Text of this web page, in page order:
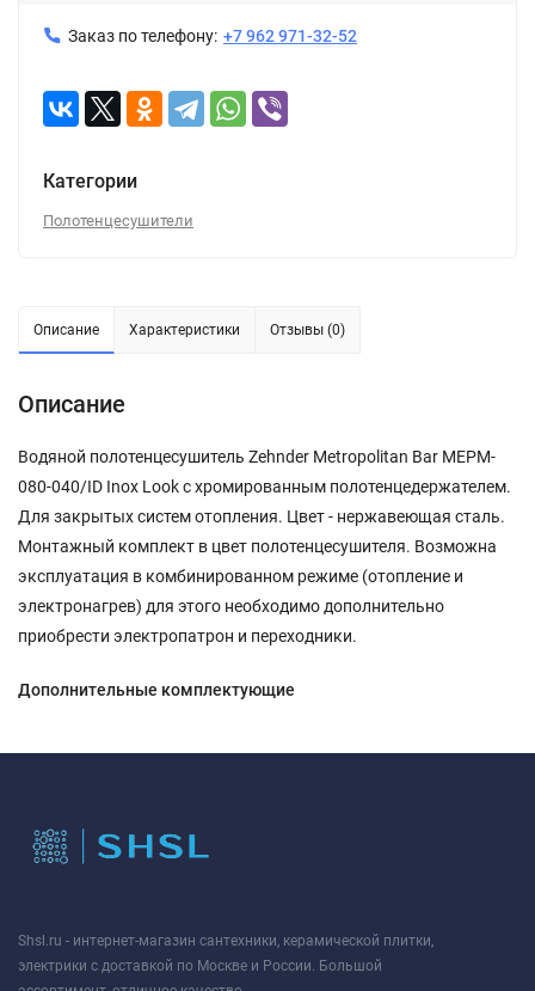
Заказ по телефону: +7 962 971-32-52
Категории
Полотенцесушители
Описание Характеристики Отзывы (0)
Описание
Водяной полотенцесушитель Zehnder Metropolitan Bar MEPM-
080-040/ID Inox Look с хромированным полотенцедержателем.
Для закрытых систем отопления. Цвет - нержавеющая сталь.
Монтажный комплект в цвет полотенцесушителя. Возможна
эксплуатация в комбинированном режиме (отопление и
электронагрев) для этого необходимо дополнительно
приобрести электропатрон и переходники.
Дополнительные комплектующие
Shsl.ru - интернет-магазин сантехники, керамической плитки,
электрики с доставкой по Москве и России. Большой